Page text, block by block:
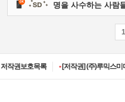
명을 사수하는 사람
1
저작권보호목록
•[저작권] (주)루믹스미